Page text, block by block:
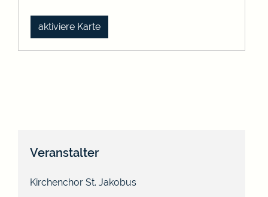
aktiviere Karte
Veranstalter
Kirchenchor St. Jakobus